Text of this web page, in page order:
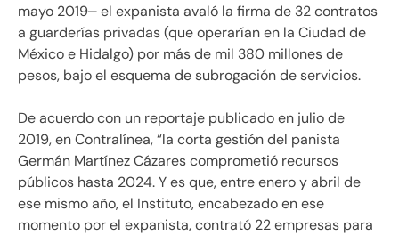
mayo 2019⎼ el expanista avaló la firma de 32 contratos
a guarderías privadas (que operarían en la Ciudad de
México e Hidalgo) por más de mil 380 millones de
pesos, bajo el esquema de subrogación de servicios.
De acuerdo con un reportaje publicado en julio de
2019, en Contralínea, “la corta gestión del panista
Germán Martínez Cázares comprometió recursos
públicos hasta 2024. Y es que, entre enero y abril de
ese mismo año, el Instituto, encabezado en ese
momento por el expanista, contrató 22 empresas para